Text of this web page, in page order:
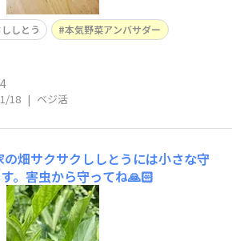
しとう
本気野菜アンバサダー
18 | ベジ活
の畑サクサクししとうには小さな守
。害虫から守ってね🙏🏻